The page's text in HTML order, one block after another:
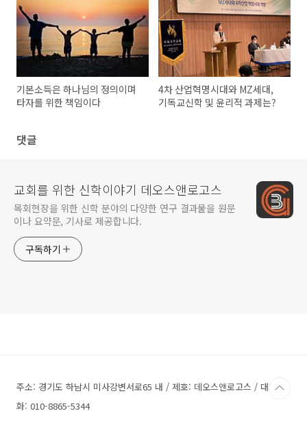
기본소득은 하나님의 정의이며
타자를 위한 책임이다
4차 산업혁명시대와 MZ세대,
기독교신학 및 윤리적 과제는?
댓글
교회를 위한 신학이야기 데오스앤로고스
목회현장을 위한 신학 분야의 다양한 연구 결과물을 원문
이나 요약문, 기사로 제공합니다.
구독하기
주소: 경기도 하남시 미사강변서로65 내 / 제호: 데오스앤로고스 / 대표전
화: 010-8865-5344